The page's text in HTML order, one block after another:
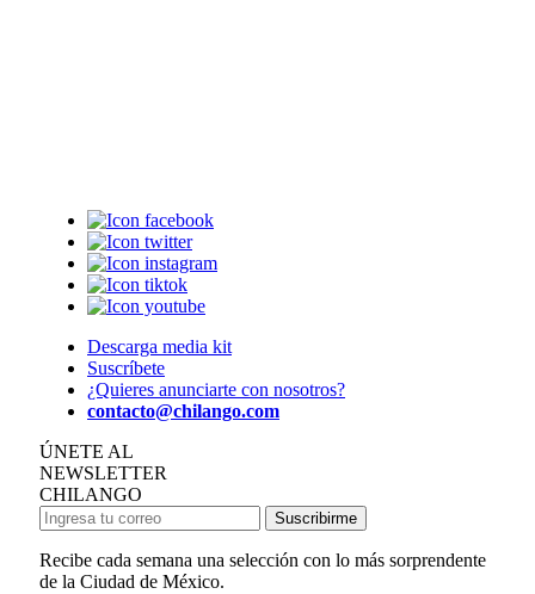
Descarga media kit
Suscríbete
¿Quieres anunciarte con nosotros?
contacto@chilango.com
ÚNETE AL
NEWSLETTER
CHILANGO
Suscribirme
Recibe cada semana una selección con lo más sorprendente
de la Ciudad de México.